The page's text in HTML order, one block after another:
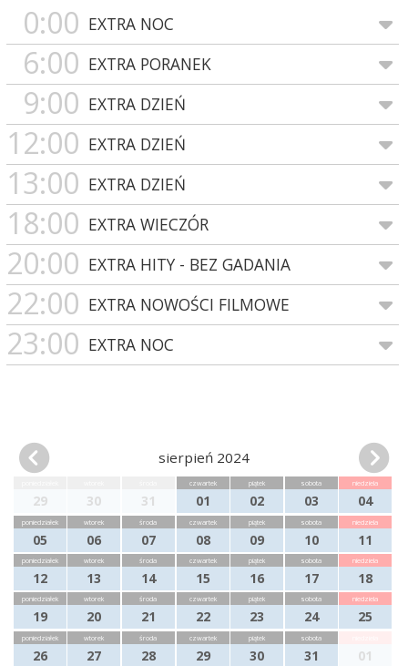
0:00 EXTRA NOC
6:00 EXTRA PORANEK
9:00 EXTRA DZIEŃ
12:00 EXTRA DZIEŃ
13:00 EXTRA DZIEŃ
18:00 EXTRA WIECZÓR
20:00 EXTRA HITY - BEZ GADANIA
22:00 EXTRA NOWOŚCI FILMOWE
23:00 EXTRA NOC
sierpień 2024
29 30 31
czwartek
01
piątek
02
sobota
03
niedziela
04
poniedziałek
05
wtorek
06
środa
07
czwartek
08
piątek
09
sobota
10
niedziela
11
poniedziałek
12
wtorek
13
środa
14
czwartek
15
piątek
16
sobota
17
niedziela
18
poniedziałek
19
wtorek
20
środa
21
czwartek
22
piątek
23
sobota
24
niedziela
25
poniedziałek
26
wtorek
27
środa
28
czwartek
29
piątek
30
sobota
31 01